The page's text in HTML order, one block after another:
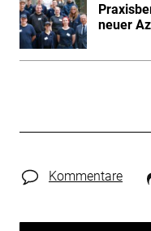
neuer
Kommentare